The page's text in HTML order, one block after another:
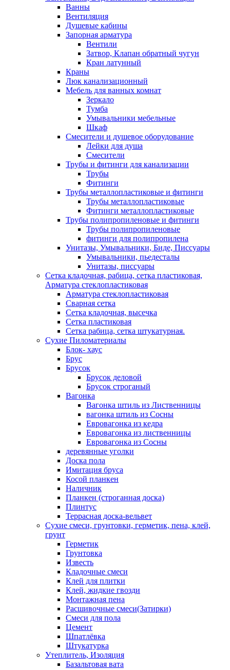
Ванны
Вентиляция
Душевые кабины
Запорная арматура
Вентили
Затвор, Клапан обратный чугун
Кран латунный
Краны
Люк канализационный
Мебель для ванных комнат
Зеркало
Тумба
Умывальники мебельные
Шкаф
Смесители и душевое оборудование
Лейки для душа
Смесители
Трубы и фитинги для канализации
Трубы
Фитинги
Трубы металлопластиковые и фитинги
Трубы металлопластиковые
Фитинги металлопластиковые
Трубы полипропиленовые и фитинги
Трубы полипропиленовые
фитинги для полипропилена
Унитазы, Умывальники, Биде, Писсуары
Умывальники, пьедесталы
Унитазы, писсуары
Сетка кладочная, рабица, сетка пластиковая,
Арматура стеклопластиковая
Арматура стеклопластиковая
Сварная сетка
Сетка кладочная, высечка
Сетка пластиковая
Сетка рабица, сетка штукатурная.
Сухие Пиломатериалы
Блок- хаус
Брус
Брусок
Брусок деловой
Брусок строганый
Вагонка
Вагонка штиль из Лиственницы
вагонка штиль из Сосны
Евровагонка из кедра
Евровагонка из лиственницы
Евровагонка из Сосны
деревянные уголки
Доска пола
Имитация бруса
Косой планкен
Наличник
Планкен (строганная доска)
Плинтус
Террасная доска-вельвет
Сухие смеси, грунтовки, герметик, пена, клей,
грунт
Герметик
Грунтовка
Известь
Кладочные смеси
Клей для плитки
Клей, жидкие гвозди
Монтажная пена
Расшивочные смеси(Затирки)
Смеси для пола
Цемент
Шпатлёвка
Штукатурка
Утеплитель, Изоляция
Базальтовая вата